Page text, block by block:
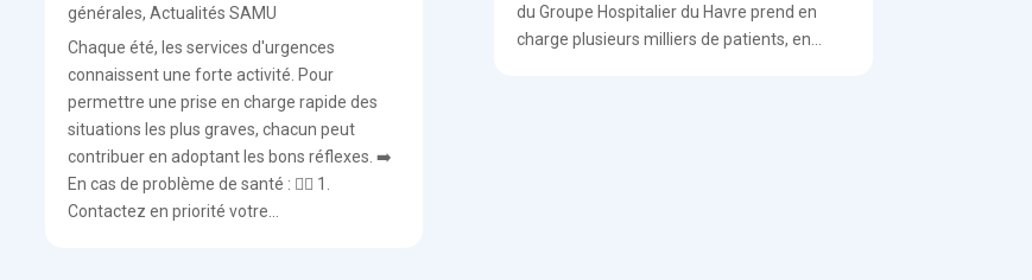
générales, Actualités SAMU
Chaque été, les services d'urgences
connaissent une forte activité. Pour
permettre une prise en charge rapide des
situations les plus graves, chacun peut
contribuer en adoptant les bons réflexes. ➡️
En cas de problème de santé : 👨‍⚕️ 1.
Contactez en priorité votre...
du Groupe Hospitalier du Havre prend en
charge plusieurs milliers de patients, en...